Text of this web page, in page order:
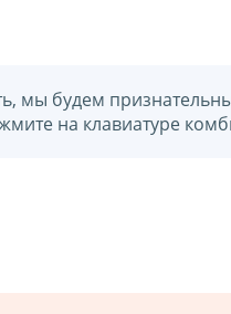
мы будем
на клавиатуре